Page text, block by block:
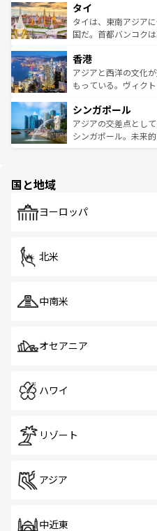
リティに包まれなが
覧を参照してほしい。
急速な発展と共に伝
ーチミン市のフラン
醸し出している。ま
とつ。フォーやバイ
ひ現地で味わいたい
が旅行者を迎えてく
参照してほしい。
タイ
タイは、東南アジア
国だ。首都バンコク
の活気が交差してい
帯で自然と触れ合い
いビーチでリゾート
激する。気候は一年
が待っている。親し
た文化、そして多様
香港
アジアと西洋の文化
もっている。ヴィク
み、どこを訪れても
ており、効率よく見
うな絶景から文化的
シンガポール
アジアの交差点とし
シンガポール。未来
で、ホーカーズは地
国と地域
ヨーロッパ
北米
中南米
オセアニア
ハワイ
リゾート
アジア
中近東